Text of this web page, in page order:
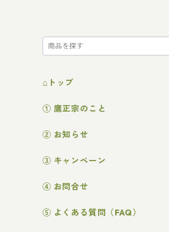
⌂トップ
① 鷹正宗のこと
② お知らせ
③ キャンペーン
④ お問合せ
⑤ よくある質問（FAQ）